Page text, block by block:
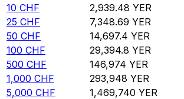
10 CHF 2,939.48 YER
25 CHF 7,348.69 YER
50 CHF 14,697.4 YER
100 CHF 29,394.8 YER
500 CHF 146,974 YER
1,000 CHF 293,948 YER
5,000 CHF 1,469,740 YER